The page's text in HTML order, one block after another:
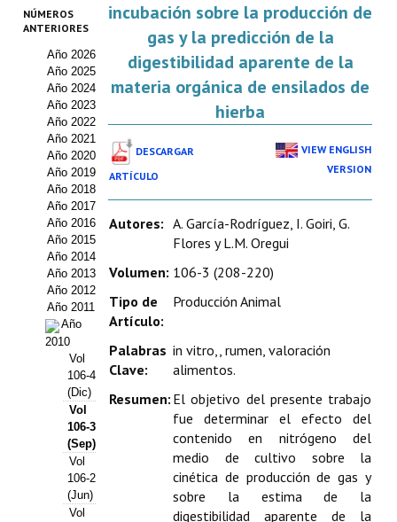
Cincuentenario AIDA
Organigrama
Estatutos
Hacerse socio
Noticias
Galería de Fotos
Web AIDA 2.0
REVISTA ITEA
Presentación ITEA
Equipo Editorial
Leer revista ITEA
Directrices para autores/as
Políticas Editoriales
Propuesta Volumen Especial
NÚMEROS
ANTERIORES
Año 2026
Año 2025
Año 2024
Año 2023
Año 2022
Año 2021
Año 2020
Año 2019
Año 2018
Año 2017
Año 2016
Año 2015
Año 2014
Año 2013
Año 2012
Año 2011
Año
2010
Vol
106-4
(Dic)
Vol
106-3
(Sep)
Vol
106-2
(Jun)
Vol
incubación sobre la producción de
gas y la predicción de la
digestibilidad aparente de la
materia orgánica de ensilados de
hierba
DESCARGAR
ARTÍCULO
VIEW ENGLISH
VERSION
Autores: A. García-Rodríguez, I. Goiri, G.
Flores y L.M. Oregui
Volumen: 106-3 (208-220)
Tipo de
Artículo:
Producción Animal
Palabras
Clave:
in vitro,, rumen, valoración
alimentos.
Resumen: El objetivo del presente trabajo
fue determinar el efecto del
contenido en nitrógeno del
medio de cultivo sobre la
cinética de producción de gas y
sobre la estima de la
digestibilidad aparente de la